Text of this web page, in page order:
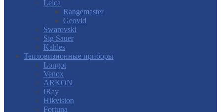
Leica
Rangemaster
Geovid
Swarovski
Sig Sauer
Kahles
Тепловизионные приборы
Longot
Venox
ARKON
IRay
Hikvision
Fortuna